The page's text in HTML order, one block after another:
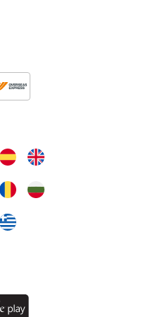
zeigte, dass diese
und im Gebrauch etwas
vorherige alte Maschine. Wir